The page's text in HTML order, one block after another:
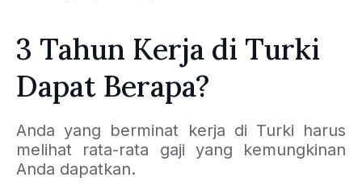
3 Tahun Kerja di Turki
Dapat Berapa?
Anda yang berminat kerja di Turki harus
melihat rata-rata gaji yang kemungkinan
Anda dapatkan.